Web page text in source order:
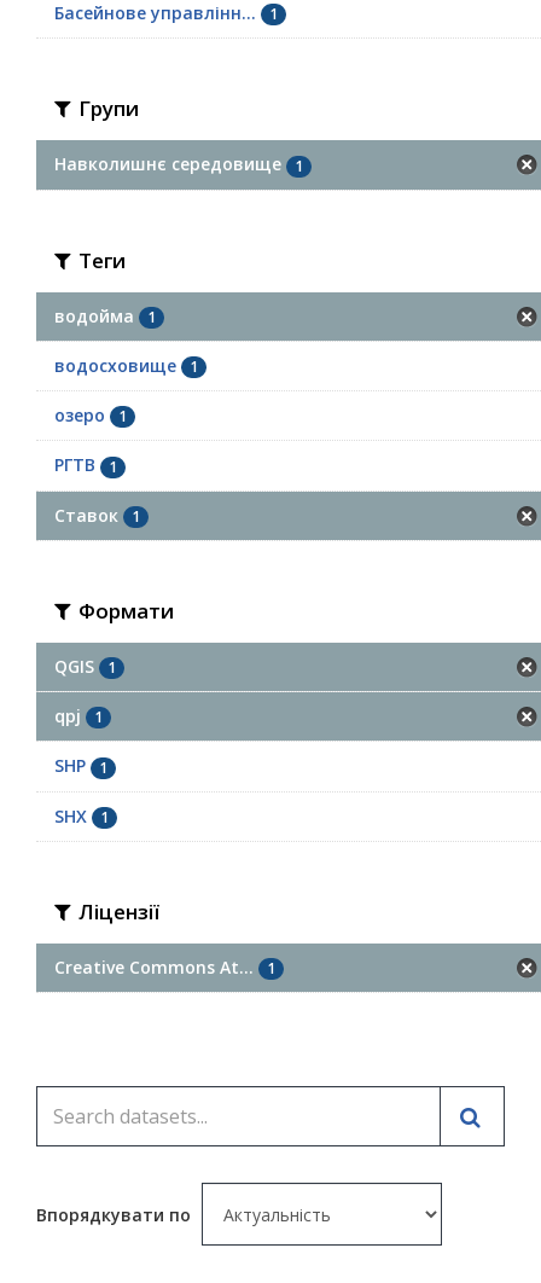
Басейнове управлінн... 1
Групи
Навколишнє середовище 1
Теги
водойма 1
водосховище 1
озеро 1
РГТВ 1
Ставок 1
Формати
QGIS 1
qpj 1
SHP 1
SHX 1
Ліцензії
Creative Commons At... 1
Впорядкувати по